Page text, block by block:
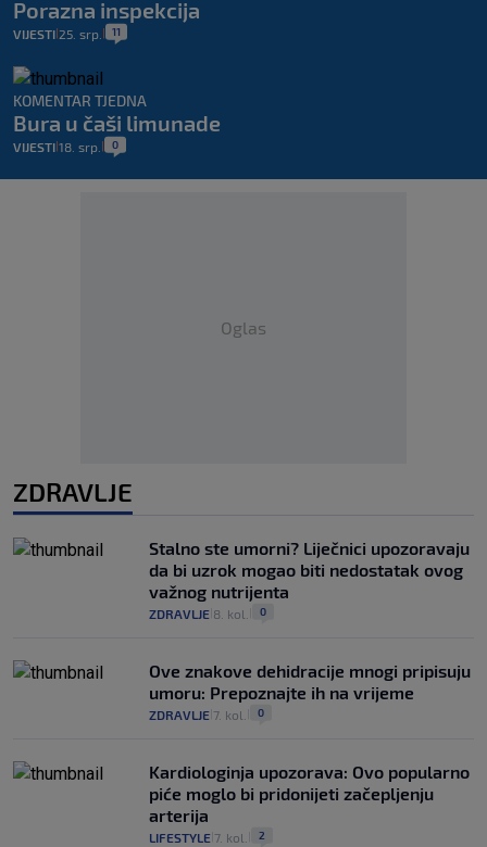
Porazna inspekcija
VIJESTI 25. srp. 11
KOMENTAR TJEDNA
Bura u čaši limunade
VIJESTI 18. srp. 0
Oglas
ZDRAVLJE
Stalno ste umorni? Liječnici upozoravaju
da bi uzrok mogao biti nedostatak ovog
važnog nutrijenta
ZDRAVLJE 8. kol. 0
Ove znakove dehidracije mnogi pripisuju
umoru: Prepoznajte ih na vrijeme
ZDRAVLJE 7. kol. 0
Kardiologinja upozorava: Ovo popularno
piće moglo bi pridonijeti začepljenju
arterija
LIFESTYLE 7. kol. 2